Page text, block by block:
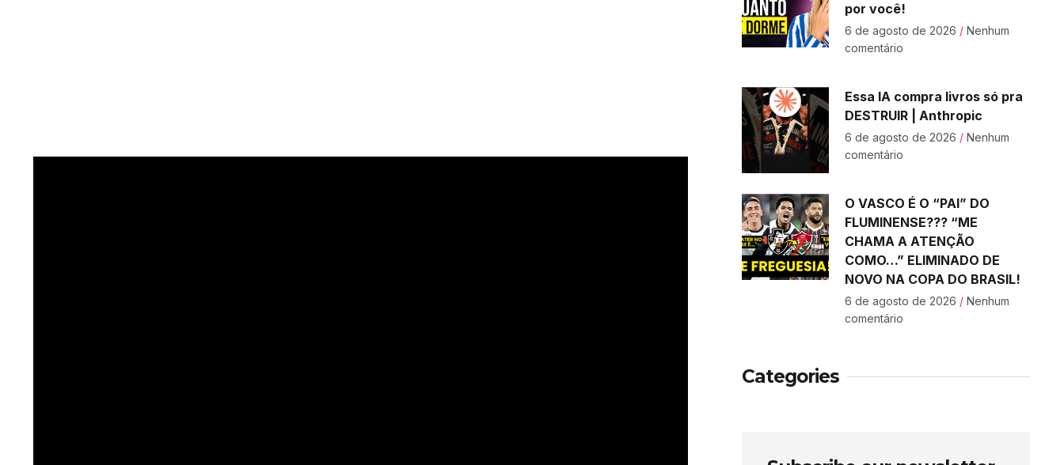
por você!
6 de agosto de 2026 Nenhum
comentário
Essa IA compra livros só pra
DESTRUIR | Anthropic
6 de agosto de 2026 Nenhum
comentário
O VASCO É O “PAI” DO
FLUMINENSE??? “ME
CHAMA A ATENÇÃO
COMO…” ELIMINADO DE
NOVO NA COPA DO BRASIL!
6 de agosto de 2026 Nenhum
comentário
Categories